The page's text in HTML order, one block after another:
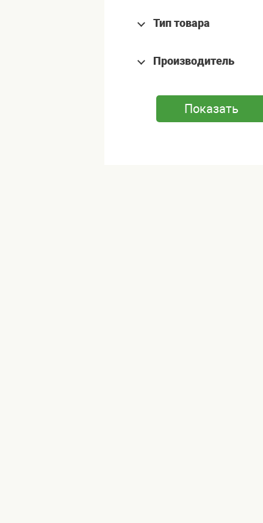
Тип товара
Производитель